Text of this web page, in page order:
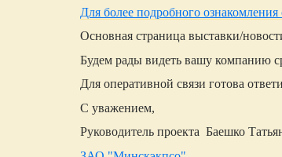
Для более подробного
Основная страница выставки/
Будем рады видеть вашу компанию
Для оперативной связи готова
С уважением,
Руководитель проекта Баешко